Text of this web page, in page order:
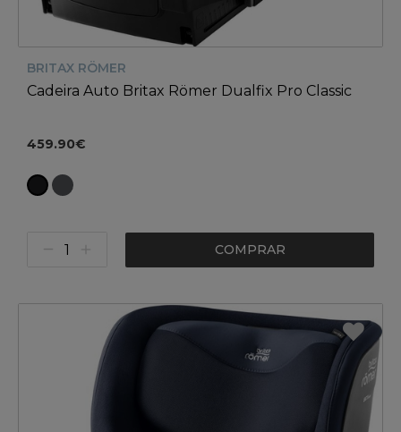
BRITAX RÖMER
Cadeira Auto Britax Römer Dualfix Pro Classic
459.90€
COMPRAR